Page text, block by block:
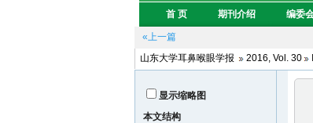
«上一篇
山东大学耳鼻喉眼学报
2016, Vol. 30
显示缩略图
本文结构